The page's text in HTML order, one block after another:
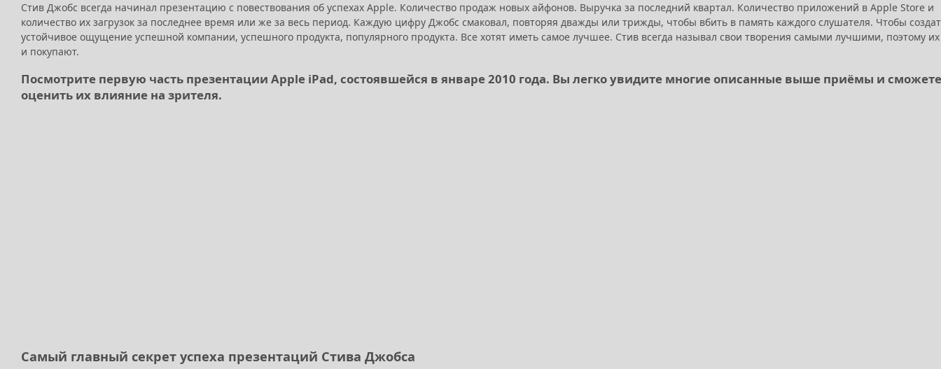
Стив Джобс всегда начинал презентацию с повествования об успехах Apple. Количество продаж новых айфонов. Выручка за последний квартал. Количество приложений в Apple Store и
количество их загрузок за последнее время или же за весь период. Каждую цифру Джобс смаковал, повторяя дважды или трижды, чтобы вбить в память каждого слушателя. Чтобы
устойчивое ощущение успешной компании, успешного продукта, популярного продукта. Все хотят иметь самое лучшее. Стив всегда называл свои творения самыми лучшими, поэтому их
и покупают.
Посмотрите первую часть презентации Apple iPad, состоявшейся в январе 2010 года. Вы легко увидите многие описанные выше приёмы и сможете
оценить их влияние на зрителя.
Самый главный секрет успеха презентаций Стива Джобса